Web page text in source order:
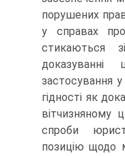
порушених
у справах
стикаються
застосування
гідності як
вітчизняному
спроби
позицію щодо